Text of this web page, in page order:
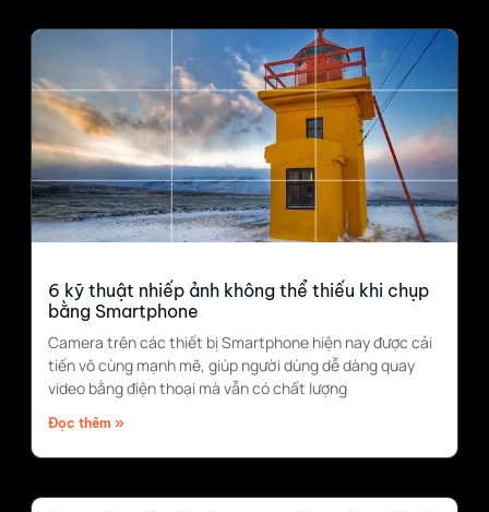
6 kỹ thuật nhiếp ảnh không thể thiếu khi chụp
bằng Smartphone
Camera trên các thiết bị Smartphone hiện nay được cải
tiến vô cùng mạnh mẽ, giúp người dùng dễ dàng quay
video bằng điện thoại mà vẫn có chất lượng
Đọc thêm »